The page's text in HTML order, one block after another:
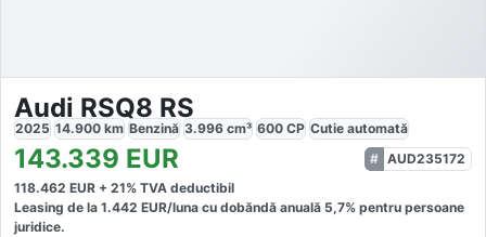
Audi RSQ8 RS
2025 14.900 km Benzină 3.996 cm³ 600 CP Cutie automată
143.339 EUR
AUD235172
118.462 EUR + 21% TVA deductibil
Leasing de la 1.442 EUR/luna cu dobăndă anuală 5,7% pentru persoane
juridice.